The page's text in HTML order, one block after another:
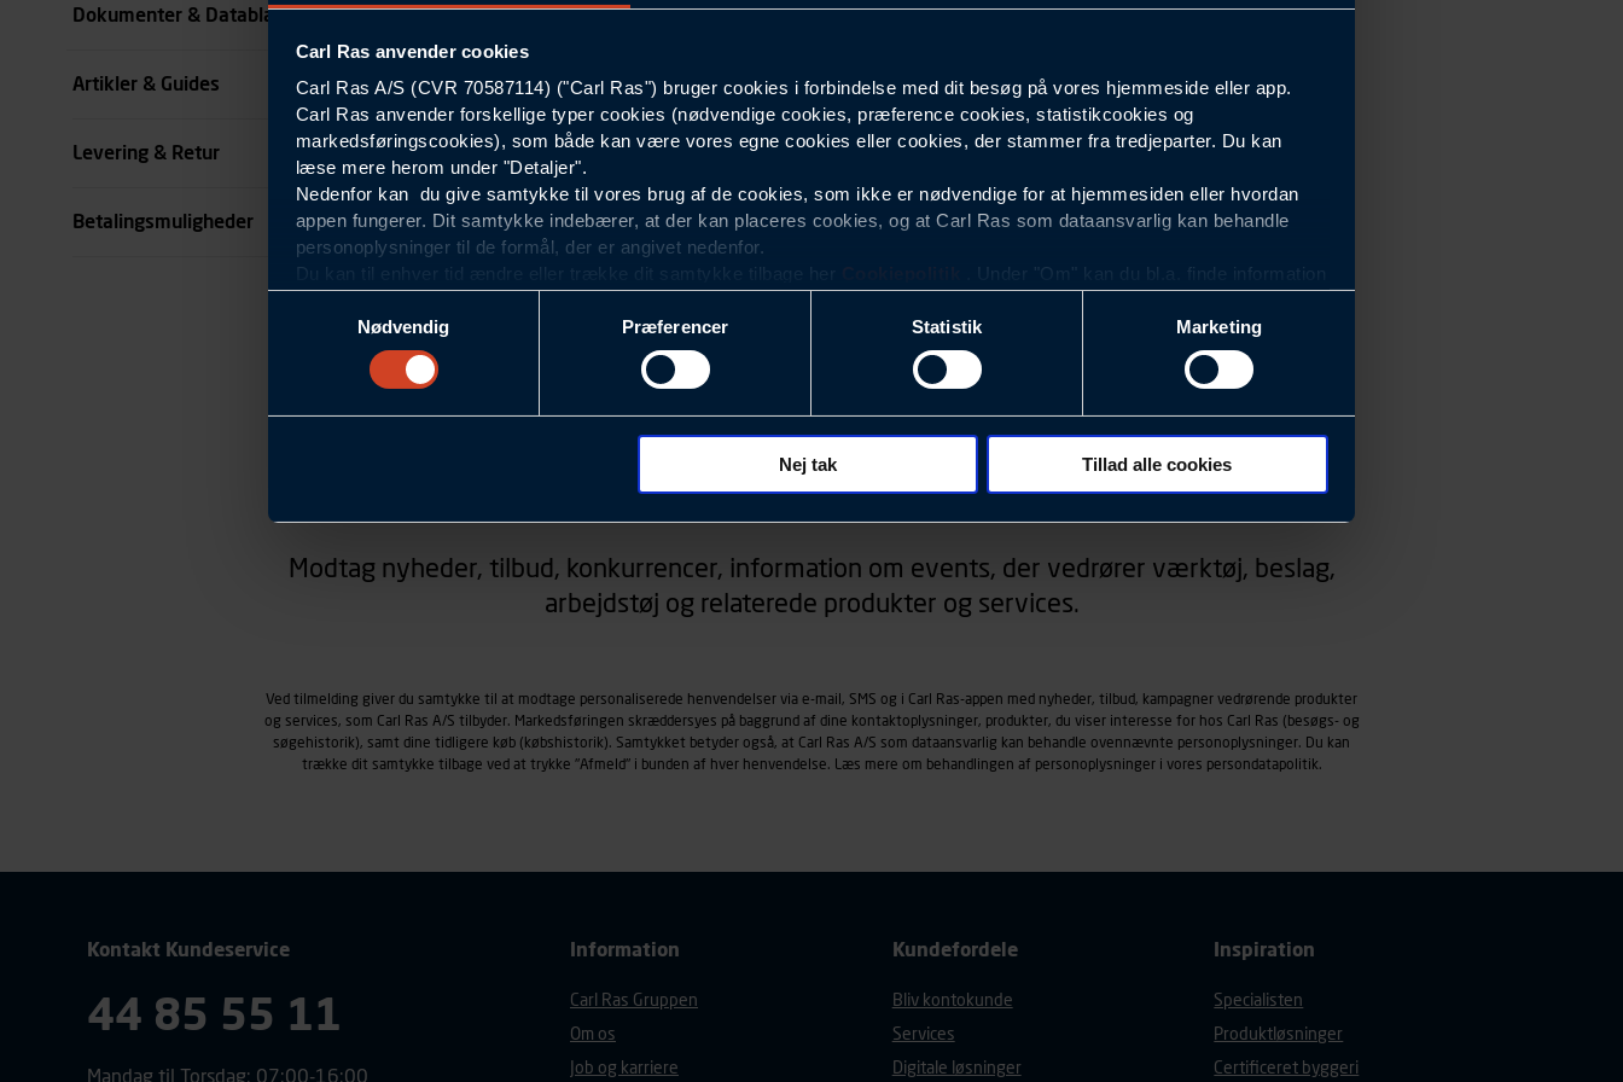
Carl Ras anvender cookies
Carl Ras A/S (CVR 70587114) ("Carl Ras") bruger cookies i forbindelse med dit besøg på vores hjemmeside eller app.
Carl Ras anvender forskellige typer cookies (nødvendige cookies, præference cookies, statistikcookies og
markedsføringscookies), som både kan være vores egne cookies eller cookies, der stammer fra tredjeparter. Du kan
læse mere herom under "Detaljer".
Nedenfor kan du give samtykke til vores brug af de cookies, som ikke er nødvendige for at hjemmesiden eller hvordan
appen fungerer. Dit samtykke indebærer, at der kan placeres cookies, og at Carl Ras som dataansvarlig kan behandle
personoplysninger til de formål, der er angivet nedenfor.
Du kan til enhver tid ændre eller trække dit samtykke tilbage her
. Under "Om" kan du bl.a. finde information
Statistikcookies
Carl Ras anvender statistikcookies med det formål at optimere design, brugervenlighed og effektiviteten af vores
hjemmeside og apps, herunder analyser af, hvilke oplysninger der er mest populære, og som derfor skal være nemme at
færden på siderne, tidspunkt, hvad der klikkes på, sider/indhold der besøges, browsertype, søgeord, IP-adresse,
informationer om enhedstype (computer, smartphone mv.) samt de features, der anvendes.
region, du befinder dig i.
Carl Ras anvender markedsføringscookies med det formål at spore besøgende på vores hjemmeside og apps med
klikkes på, sider/indhold der besøges, browsertype, søgeord, IP-adresse, informationer om enhedstype (computer,
smartphone mv.) samt de features, der anvendes.
Vi henviser endvidere til vorespersondatapolitik, der indeholder yderligere information om behandling af
personoplysninger.
Nødvendig
Præferencer Statistik Marketing
Nej tak Tillad alle cookies
se all specifikationer
Dokumenter & Datablade
Artikler & Guides
Levering & Retur
Betalingsmuligheder
Nyhedsbrev
Modtag nyheder, tilbud, konkurrencer, information om events, der vedrører værktøj, beslag,
arbejdstøj og relaterede produkter og services.
Ved tilmelding giver du samtykke til at modtage personaliserede henvendelser via e-mail, SMS og i Carl Ras-appen med nyheder, tilbud, kampagner vedrørende produkter
og services, som Carl Ras A/S tilbyder. Markedsføringen skræddersyes på baggrund af dine kontaktoplysninger, produkter, du viser interesse for hos Carl Ras (besøgs- og
søgehistorik), samt dine tidligere køb (købshistorik). Samtykket betyder også, at Carl Ras A/S som dataansvarlig kan behandle ovennævnte personoplysninger. Du kan
trække dit samtykke tilbage ved at trykke "Afmeld" i bunden af hver henvendelse. Læs mere om behandlingen af personoplysninger i vores persondatapolitik.
Kontakt Kundeservice
44 85 55 11
Mandag til Torsdag: 07:00-16:00
Information
Carl Ras Gruppen
Om os
Job og karriere
Kundefordele
Bliv kontokunde
Services
Digitale løsninger
Inspiration
Specialisten
Produktløsninger
Certificeret byggeri